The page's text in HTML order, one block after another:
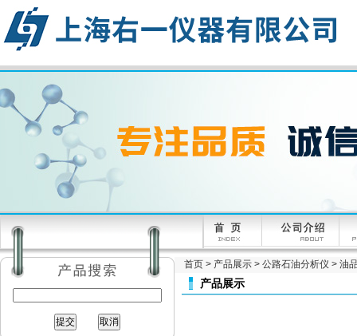
首页 > 产品展示 > 公路石油分析仪 > 油
产品展示